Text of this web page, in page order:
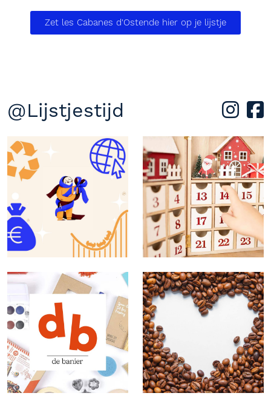
Zet les Cabanes d'Ostende hier op je lijstje
@Lijstjestijd